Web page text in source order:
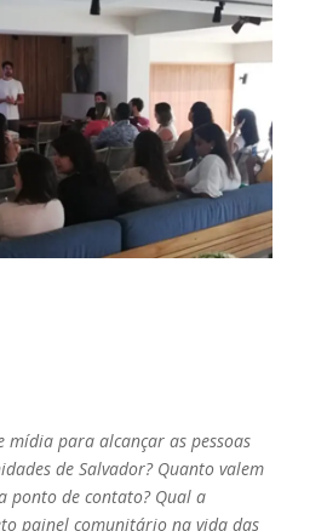
mídia para alcançar as pessoas
de Salvador? Quanto valem
ponto de contato? Qual a
painel comunitário na vida das